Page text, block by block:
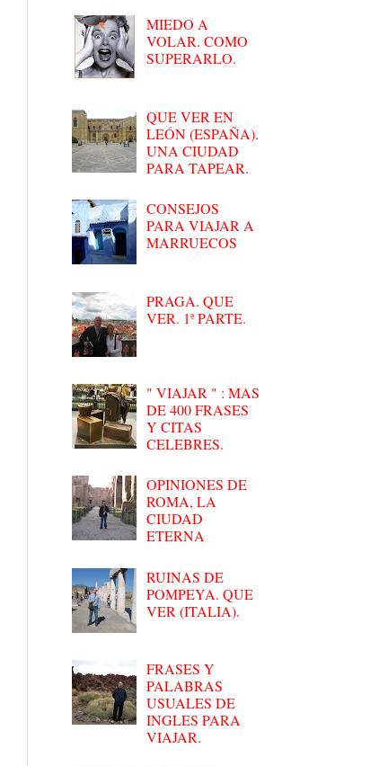
MIEDO A
VOLAR. COMO
SUPERARLO.
QUE VER EN
LEÓN (ESPAÑA).
UNA CIUDAD
PARA TAPEAR.
CONSEJOS
PARA VIAJAR A
MARRUECOS
PRAGA. QUE
VER. 1ª PARTE.
" VIAJAR " : MAS
DE 400 FRASES
Y CITAS
CELEBRES.
OPINIONES DE
ROMA, LA
CIUDAD
ETERNA
RUINAS DE
POMPEYA. QUE
VER (ITALIA).
FRASES Y
PALABRAS
USUALES DE
INGLES PARA
VIAJAR.